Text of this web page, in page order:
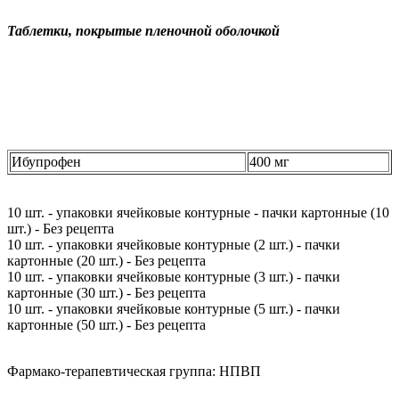
Таблетки, покрытые пленочной оболочкой
Ибупрофен 400 мг
10 шт. - упаковки ячейковые контурные - пачки картонные (10
шт.) - Без рецепта
10 шт. - упаковки ячейковые контурные (2 шт.) - пачки
картонные (20 шт.) - Без рецепта
10 шт. - упаковки ячейковые контурные (3 шт.) - пачки
картонные (30 шт.) - Без рецепта
10 шт. - упаковки ячейковые контурные (5 шт.) - пачки
картонные (50 шт.) - Без рецепта
Фармако-терапевтическая группа: НПВП